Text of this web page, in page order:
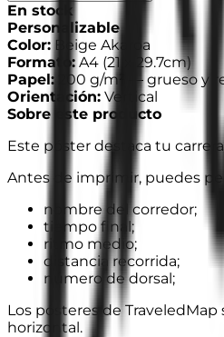
En stock
Personalizable
Color: Beige Akaroa
Formato: A4 (21 x 29.7cm)
Papel: 200 g/m² — grueso y
Orientación: Vertical
Sobre este producto
Este póster destaca tu
Antes de imprimir, puedes
nombre del corredor;
tiempo final;
ritmo medio;
distancia recorrida;
número de dorsal;
Los pósteres de
horizontal.